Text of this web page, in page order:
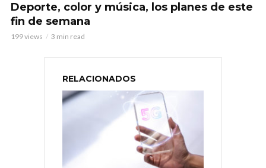
Deporte, color y música, los planes de este
fin de semana
199 views 3 min read
RELACIONADOS